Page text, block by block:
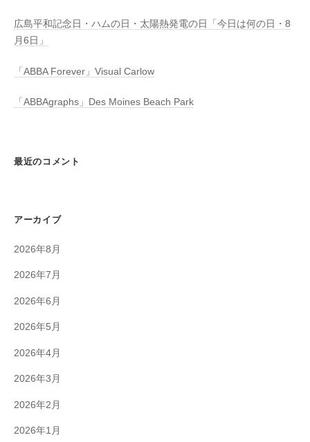
広島平和記念日・ハムの日・太陽熱発電の日「今日は何の日・8
月6日」
「ABBA Forever」Visual Carlow
「ABBAgraphs」Des Moines Beach Park
最近のコメント
アーカイブ
2026年8月
2026年7月
2026年6月
2026年5月
2026年4月
2026年3月
2026年2月
2026年1月